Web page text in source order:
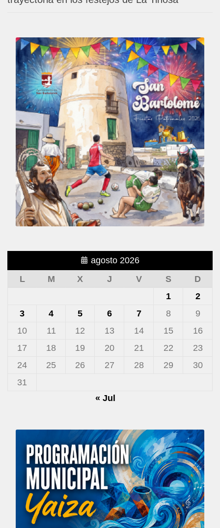
agosto 2026
L
M X J V S
D
1
2
3
4 5 6 7 8
9
10
11 12 13 14 15
16
17
18 19 20 21 22
23
24
25 26 27 28 29
30
31
« Jul